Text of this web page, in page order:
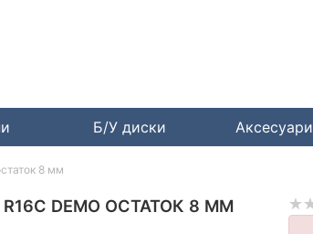
Б/У диски Аксесуари
R16C DEMO ОСТАТОК 8 ММ
8 мм